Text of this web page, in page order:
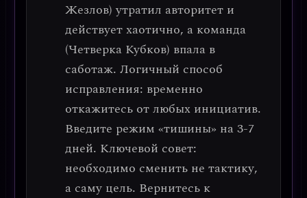
Жезлов) утратил авторитет и
действует хаотично, а команда
(Четверка Кубков) впала в
саботаж. Логичный способ
исправления: временно
откажитесь от любых инициатив.
Введите режим «тишины» на 3-7
дней. Ключевой совет:
необходимо сменить не тактику,
а саму цель. Вернитесь к